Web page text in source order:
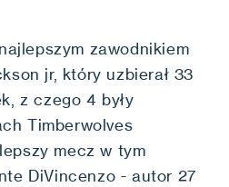
zawodnikiem
jr, który uzbierał 33
z czego 4 były
Timberwolves
mecz w tym
DiVincenzo - autor 27